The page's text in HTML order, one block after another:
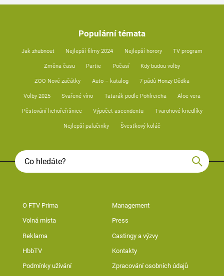
Populární témata
Jak zhubnout Nejlepší filmy 2024 Nejlepší horory TV program
Změna času Partie Počasí Kdy budou volby
ZOO Nové začátky Auto – katalog 7 pádů Honzy Dědka
Volby 2025 Svařené víno Tatarák podle Pohlreicha Aloe vera
Pěstování lichořeřišnice Výpočet ascendentu Tvarohové knedlíky
Nejlepší palačinky Švestkový koláč
O FTV Prima Management
Volná místa Press
Reklama Castingy a výzvy
HbbTV Kontakty
Podmínky užívání Zpracování osobních údajů